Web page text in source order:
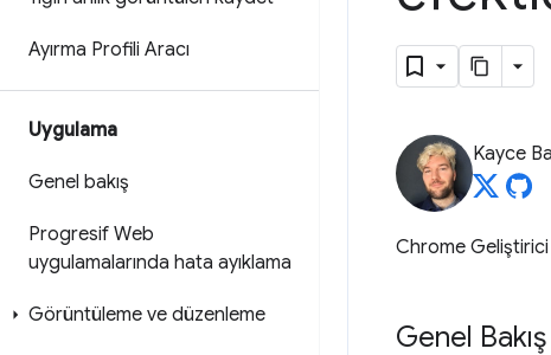
Ayırma Profili Aracı
Uygulama
Genel bakış
Progresif Web
uygulamalarında hata ayıklama
Görüntüleme ve düzenleme
Kayce
Chrome
Genel Bakış